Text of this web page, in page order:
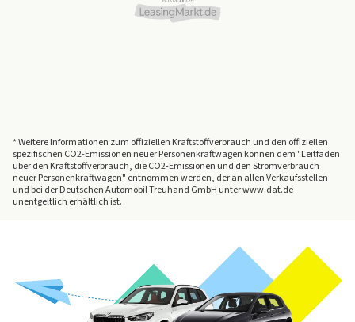
* Weitere Informationen zum offiziellen Kraftstoffverbrauch und den offiziellen
spezifischen CO2-Emissionen neuer Personenkraftwagen können dem "Leitfaden
über den Kraftstoffverbrauch, die CO2-Emissionen und den Stromverbrauch
neuer Personenkraftwagen" entnommen werden, der an allen Verkaufsstellen
und bei der Deutschen Automobil Treuhand GmbH unter www.dat.de
unentgeltlich erhältlich ist.